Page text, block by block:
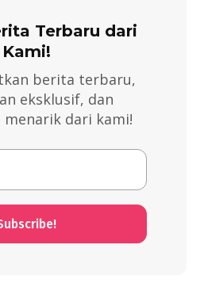
Terbaru dari
Kami!
berita terbaru,
eksklusif, dan
dari kami!